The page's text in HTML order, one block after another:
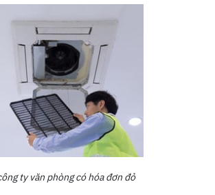
ty văn phòng có hóa đơn đỏ